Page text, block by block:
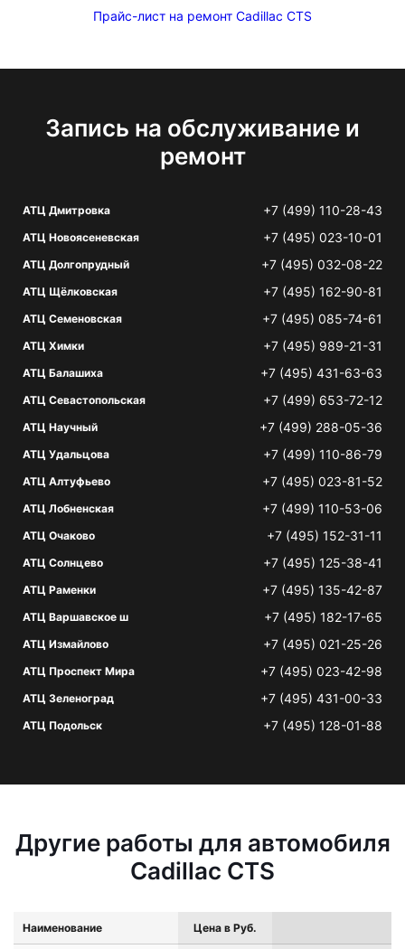
Прайс-лист на ремонт Cadillac CTS
Запись на обслуживание и
ремонт
АТЦ Дмитровка +7 (499) 110-28-43
АТЦ Новоясеневская +7 (495) 023-10-01
АТЦ Долгопрудный +7 (495) 032-08-22
АТЦ Щёлковская +7 (495) 162-90-81
АТЦ Семеновская +7 (495) 085-74-61
АТЦ Химки +7 (495) 989-21-31
АТЦ Балашиха +7 (495) 431-63-63
АТЦ Севастопольская +7 (499) 653-72-12
АТЦ Научный +7 (499) 288-05-36
АТЦ Удальцова +7 (499) 110-86-79
АТЦ Алтуфьево +7 (495) 023-81-52
АТЦ Лобненская +7 (499) 110-53-06
АТЦ Очаково +7 (495) 152-31-11
АТЦ Солнцево +7 (495) 125-38-41
АТЦ Раменки +7 (495) 135-42-87
АТЦ Варшавское ш +7 (495) 182-17-65
АТЦ Измайлово +7 (495) 021-25-26
АТЦ Проспект Мира +7 (495) 023-42-98
АТЦ Зеленоград +7 (495) 431-00-33
АТЦ Подольск +7 (495) 128-01-88
Другие работы для автомобиля
Cadillac CTS
Наименование Цена в Руб.